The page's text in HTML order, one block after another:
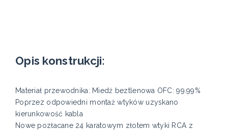
Opis konstrukcji:
Materiał przewodnika: Miedź beztlenowa OFC: 99.99%
Poprzez odpowiedni montaż wtyków uzyskano
kierunkowość kabla
Nowe pozłacane 24 karatowym złotem wtyki RCA z